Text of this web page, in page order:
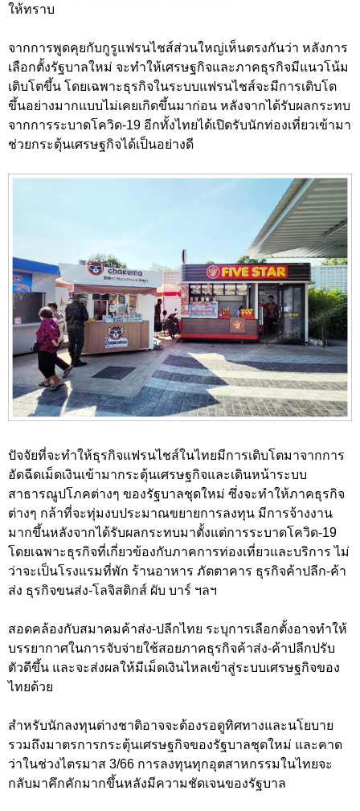
ให้ทราบ
จากการพูดคุยกับกูรูแฟรนไชส์ส่วนใหญ่เห็นตรงกันว่า หลังการ
เลือกตั้งรัฐบาลใหม่ จะทำให้เศรษฐกิจและภาคธุรกิจมีแนวโน้ม
เติบโตขึ้น โดยเฉพาะธุรกิจในระบบแฟรนไชส์จะมีการเติบโต
ขึ้นอย่างมากแบบไม่เคยเกิดขึ้นมาก่อน หลังจากได้รับผลกระทบ
จากการระบาดโควิด-19 อีกทั้งไทยได้เปิดรับนักท่องเที่ยวเข้ามา
ช่วยกระตุ้นเศรษฐกิจได้เป็นอย่างดี
ปัจจัยที่จะทำให้ธุรกิจแฟรนไชส์ในไทยมีการเติบโตมาจากการ
อัดฉีดเม็ดเงินเข้ามากระตุ้นเศรษฐกิจและเดินหน้าระบบ
สาธารณูปโภคต่างๆ ของรัฐบาลชุดใหม่ ซึ่งจะทำให้ภาคธุรกิจ
ต่างๆ กล้าที่จะทุ่มงบประมาณขยายการลงทุน มีการจ้างงาน
มากขึ้นหลังจากได้รับผลกระทบมาตั้งแต่การระบาดโควิด-19
โดยเฉพาะธุรกิจที่เกี่ยวข้องกับภาคการท่องเที่ยวและบริการ ไม่
ว่าจะเป็นโรงแรมที่พัก ร้านอาหาร ภัตตาคาร ธุรกิจค้าปลีก-ค้า
ส่ง ธุรกิจขนส่ง-โลจิสติกส์ ผับ บาร์ ฯลฯ
สอดคล้องกับสมาคมค้าส่ง-ปลีกไทย ระบุการเลือกตั้งอาจทำให้
บรรยากาศในการจับจ่ายใช้สอยภาคธุรกิจค้าส่ง-ค้าปลีกปรับ
ตัวดีขึ้น และจะส่งผลให้มีเม็ดเงินไหลเข้าสู่ระบบเศรษฐกิจของ
ไทยด้วย
สำหรับนักลงทุนต่างชาติอาจจะต้องรอดูทิศทางและนโยบาย
รวมถึงมาตรการกระตุ้นเศรษฐกิจของรัฐบาลชุดใหม่ และคาด
ว่าในช่วงไตรมาส 3/66 การลงทุนทุกอุตสาหกรรมในไทยจะ
กลับมาคึกคักมากขึ้นหลังมีความชัดเจนของรัฐบาล